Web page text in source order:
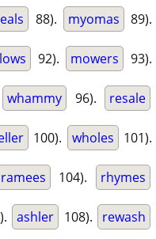
88). myomas 89).
92). mowers 93).
whammy 96). resale
100). wholes 101).
ramees 104). rhymes
ashler 108). rewash